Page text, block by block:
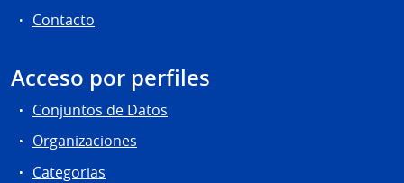
Contacto
Acceso por perfiles
Conjuntos de Datos
Organizaciones
Categorias